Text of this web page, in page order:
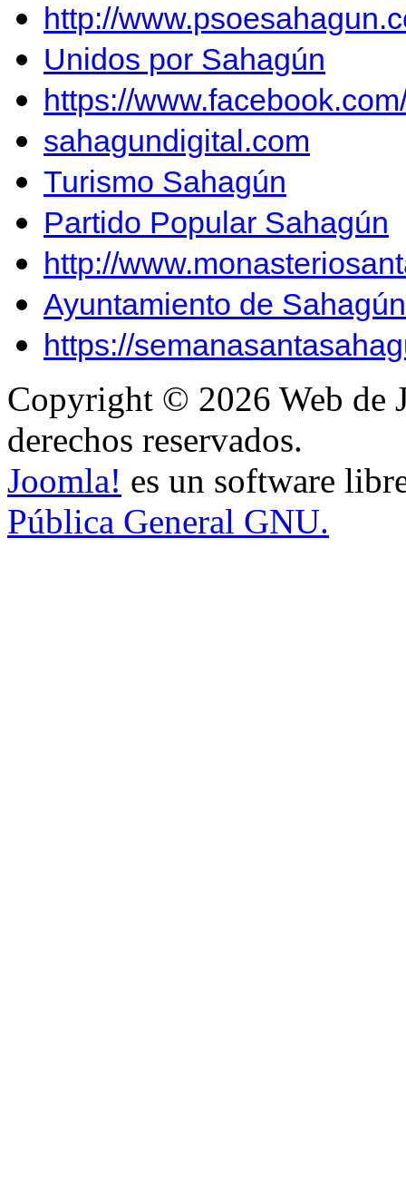
http://
Unidos por Sahagún
https://
sahagundigital.com
Turismo Sahagún
Partido Popular Sahagún
http://
Ayuntamiento de Sahagún
https://
Copyright © 2026 Web de
derechos reservados.
Joomla! es un software
Pública General GNU.